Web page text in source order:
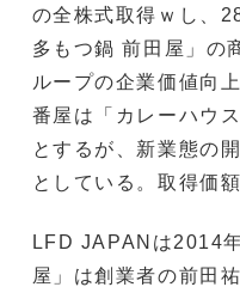
の全株式取得ｗし、
多もつ鍋 前田屋」の
ループの企業価値向
番屋は「カレーハウ
とするが、新業態の
としている。取得価
LFD JAPANは2014
屋」は創業者の前田